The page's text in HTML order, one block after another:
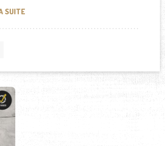
SUITELES AVANTAGES DU VÉLO ÉLECTRIQUE